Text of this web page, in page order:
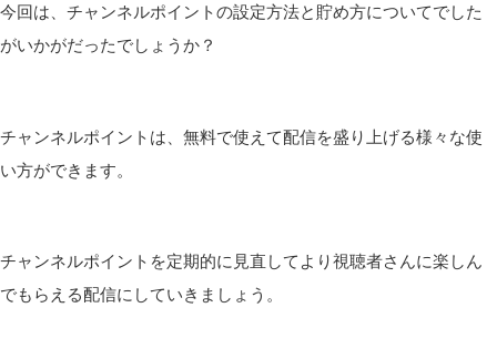
今回は、チャンネルポイントの設定方法と貯め方についてでした
がいかがだったでしょうか？
チャンネルポイントは、無料で使えて配信を盛り上げる様々な使
い方ができます。
チャンネルポイントを定期的に見直してより視聴者さんに楽しん
でもらえる配信にしていきましょう。